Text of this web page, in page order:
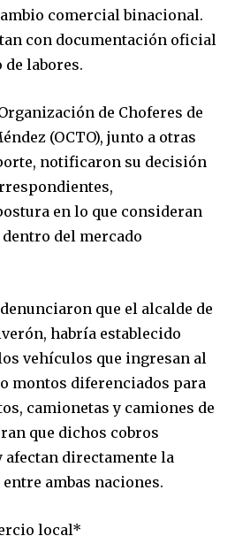
comercial binacional.
con documentación oficial
de labores.
de Choferes de
(OCTO), junto a otras
notificaron su decisión
en lo que consideran
del mercado
que el alcalde de
habría establecido
vehículos que ingresan al
montos diferenciados para
camionetas y camiones de
que dichos cobros
directamente la
ambas naciones.
local*